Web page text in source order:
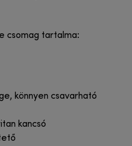
csomag tartalma:
könnyen csavarható
kancsó